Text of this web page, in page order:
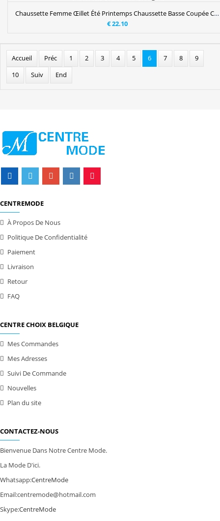
Chaussette Femme Œillet Été Printemps Chaussette Basse Coupée Cristal Chaussette Courte Noir Or Argent
€ 22.10
Accueil Préc 1 2 3 4 5 6 7 8
9
10
Suiv End
CENTREMODE
À Propos De Nous
Politique De Confidentialité
Paiement
Livraison
Retour
FAQ
CENTRE CHOIX BELGIQUE
Mes Commandes
Mes Adresses
Suivi De Commande
Nouvelles
Plan du site
CONTACTEZ-NOUS
Bienvenue Dans Notre Centre Mode.
La Mode D'ici.
Whatsapp:CentreMode
Email:centremode@hotmail.com
Skype:CentreMode